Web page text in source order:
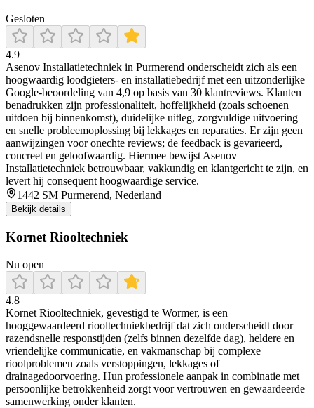
Gesloten
4.9
Asenov Installatietechniek in Purmerend onderscheidt zich als een
hoogwaardig loodgieters- en installatiebedrijf met een uitzonderlijke
Google-beoordeling van 4,9 op basis van 30 klantreviews. Klanten
benadrukken zijn professionaliteit, hoffelijkheid (zoals schoenen
uitdoen bij binnenkomst), duidelijke uitleg, zorgvuldige uitvoering
en snelle probleemoplossing bij lekkages en reparaties. Er zijn geen
aanwijzingen voor onechte reviews; de feedback is gevarieerd,
concreet en geloofwaardig. Hiermee bewijst Asenov
Installatietechniek betrouwbaar, vakkundig en klantgericht te zijn, en
levert hij consequent hoogwaardige service.
1442 SM Purmerend, Nederland
Bekijk details
Kornet Riooltechniek
Nu open
4.8
Kornet Riooltechniek, gevestigd te Wormer, is een
hooggewaardeerd riooltechniekbedrijf dat zich onderscheidt door
razendsnelle responstijden (zelfs binnen dezelfde dag), heldere en
vriendelijke communicatie, en vakmanschap bij complexe
rioolproblemen zoals verstoppingen, lekkages of
drainagedoorvoering. Hun professionele aanpak in combinatie met
persoonlijke betrokkenheid zorgt voor vertrouwen en gewaardeerde
samenwerking onder klanten.